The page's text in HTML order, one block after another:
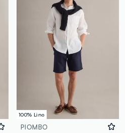
100% Lino
PIOMBO